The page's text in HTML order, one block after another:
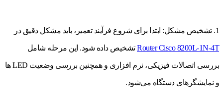
1. تشخیص مشکل: ابتدا برای شروع فرآیند تعمیر، باید مشکل دقیق در
Router Cisco 8200L-1N-4Tتشخیص داده شود. این مرحله شامل
بررسی اتصالات فیزیکی، نرم افزاری و همچنین بررسی وضعیت LED ها
و نمایشگرهای دستگاه می‌شود.